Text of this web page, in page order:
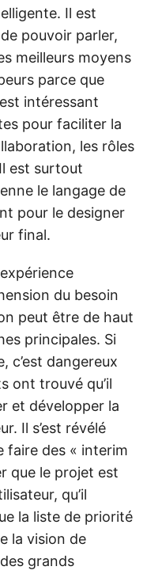
Il est
pouvoir parler,
meilleurs moyens
parce que
intéressant
pour faciliter la
les rôles
est surtout
le langage de
pour le designer
final.
du besoin
peut être de haut
principales. Si
c’est dangereux
ont trouvé qu’il
et développer la
Il s’est révélé
faire des « interim
que le projet est
qu’il
la liste de priorité
la vision de
grands